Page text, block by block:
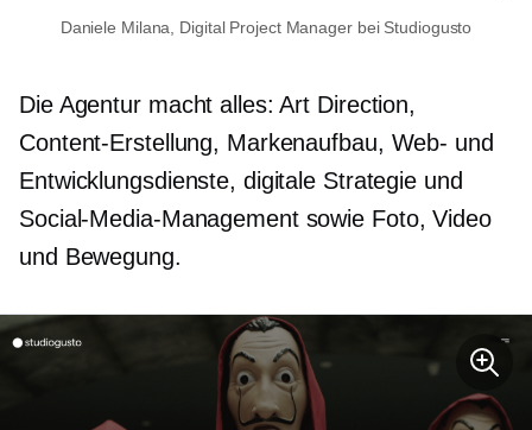
Daniele Milana, Digital Project Manager bei Studiogusto
Die Agentur macht alles: Art Direction,
Content-Erstellung, Markenaufbau, Web- und
Entwicklungsdienste, digitale Strategie und
Social-Media-Management sowie Foto, Video
und Bewegung.